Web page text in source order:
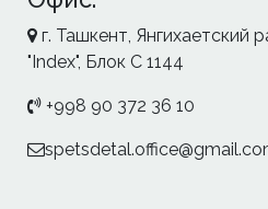
г. Ташкент, Янгихаетский
"Index", Блок С 1144
+998 90 372 36 10